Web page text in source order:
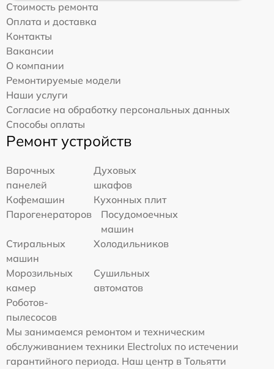
Стоимость ремонта
Оплата и доставка
Контакты
Вакансии
О компании
Ремонтируемые модели
Наши услуги
Согласие на обработку персональных данных
Способы оплаты
Ремонт устройств
Варочных
панелей
Духовых
шкафов
Кофемашин
Кухонных плит
Парогенераторов
Посудомоечных
машин
Стиральных
машин
Холодильников
Морозильных
камер
Сушильных
автоматов
Роботов-
пылесосов
Мы занимаемся ремонтом и техническим
обслуживанием техники Electrolux по истечении
гарантийного периода. Наш центр в Тольятти